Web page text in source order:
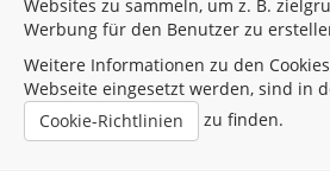
Websites zu sammeln, um z. B.
Werbung für den Benutzer zu
Weitere Informationen zu den
Webseite eingesetzt werden, sind in
Cookie-Richtlinien
zu finden.